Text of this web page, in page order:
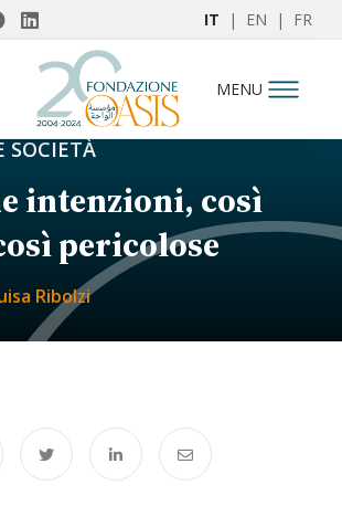
IT | EN | FR
MENU
SOCIETÀ
intenzioni, così
pericolose
Ribolzi